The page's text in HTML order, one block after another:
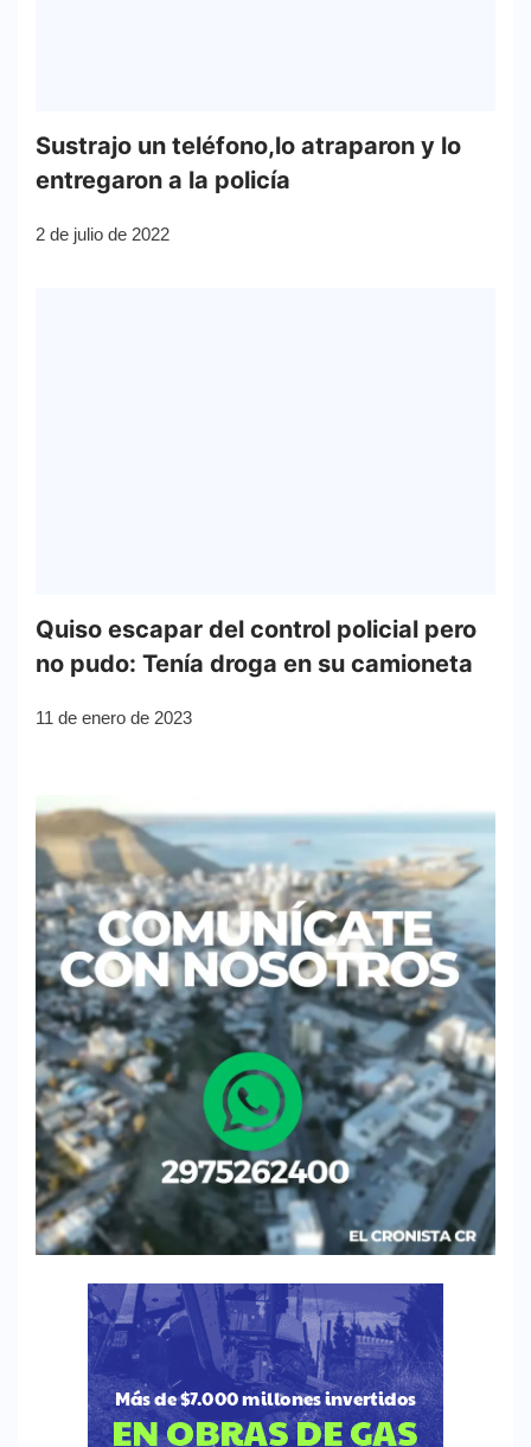
Sustrajo un teléfono,lo atraparon y lo
entregaron a la policía
2 de julio de 2022
Quiso escapar del control policial pero
no pudo: Tenía droga en su camioneta
11 de enero de 2023